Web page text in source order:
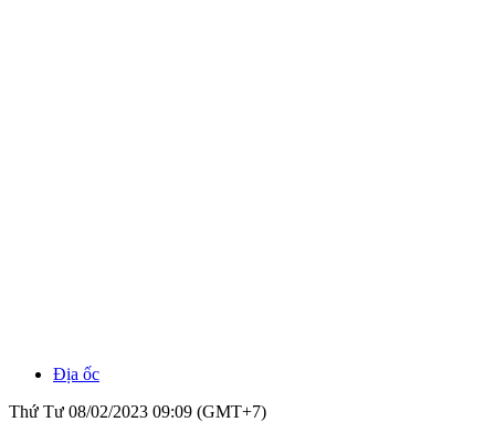
Địa ốc
Thứ Tư 08/02/2023 09:09 (GMT+7)